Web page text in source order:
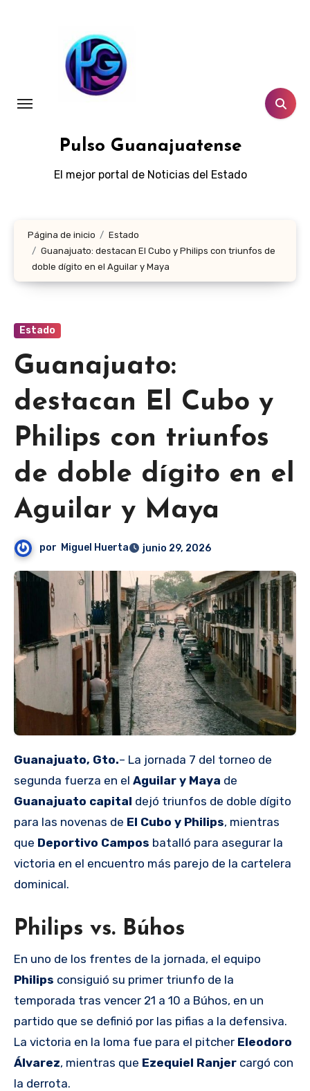
Pulso Guanajuatense
El mejor portal de Noticias del Estado
Página de inicio
Estado
Guanajuato: destacan El Cubo y Philips con triunfos de
doble dígito en el Aguilar y Maya
Estado
Guanajuato:
destacan El Cubo y
Philips con triunfos
de doble dígito en el
Aguilar y Maya
por Miguel Huerta junio 29, 2026
Guanajuato, Gto.– La jornada 7 del torneo de
segunda fuerza en el Aguilar y Maya de
Guanajuato capital dejó triunfos de doble dígito
para las novenas de El Cubo y Philips, mientras
que Deportivo Campos batalló para asegurar la
victoria en el encuentro más parejo de la cartelera
dominical.
Philips vs. Búhos
En uno de los frentes de la jornada, el equipo
Philips consiguió su primer triunfo de la
temporada tras vencer 21 a 10 a Búhos, en un
partido que se definió por las pifias a la defensiva.
La victoria en la loma fue para el pitcher Eleodoro
Álvarez, mientras que Ezequiel Ranjer cargó con
la derrota.